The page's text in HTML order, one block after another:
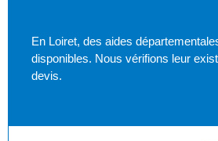
En Loiret, des aides
disponibles. Nous vérifions leur
devis.